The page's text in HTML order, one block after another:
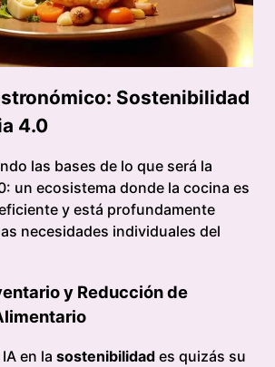
Sostenibilidad
4.0
las bases de lo que será la
un ecosistema donde la cocina es
y está profundamente
necesidades individuales del
y Reducción de
en la sostenibilidad es quizás su